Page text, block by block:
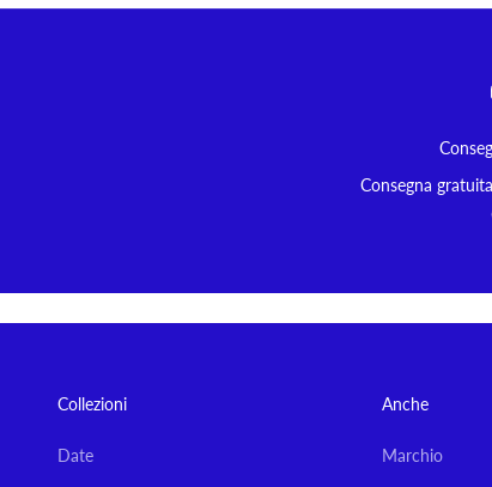
Consegna
Collezioni
Date
Anche
Marchio